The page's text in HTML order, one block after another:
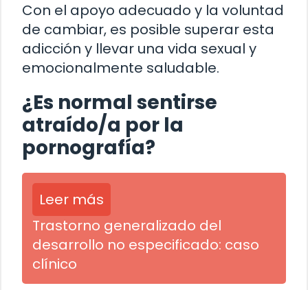
Con el apoyo adecuado y la voluntad
de cambiar, es posible superar esta
adicción y llevar una vida sexual y
emocionalmente saludable.
¿Es normal sentirse
atraído/a por la
pornografía?
Leer más
Trastorno generalizado del
desarrollo no especificado: caso
clínico